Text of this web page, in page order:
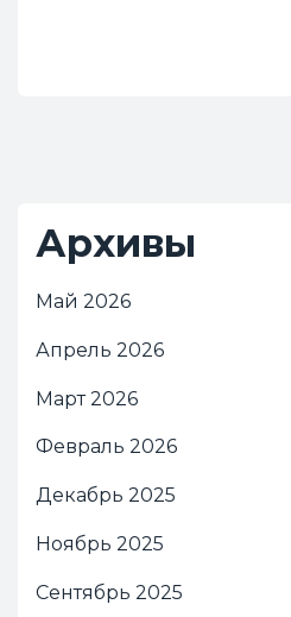
Архивы
Май 2026
Апрель 2026
Март 2026
Февраль 2026
Декабрь 2025
Ноябрь 2025
Сентябрь 2025